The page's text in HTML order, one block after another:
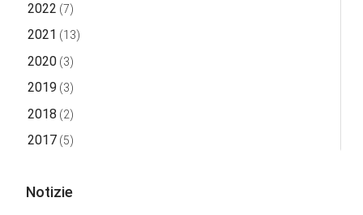
2022 (7)
2021 (13)
2020(3)
2019 (3)
2018 (2)
2017(5)
Notizie